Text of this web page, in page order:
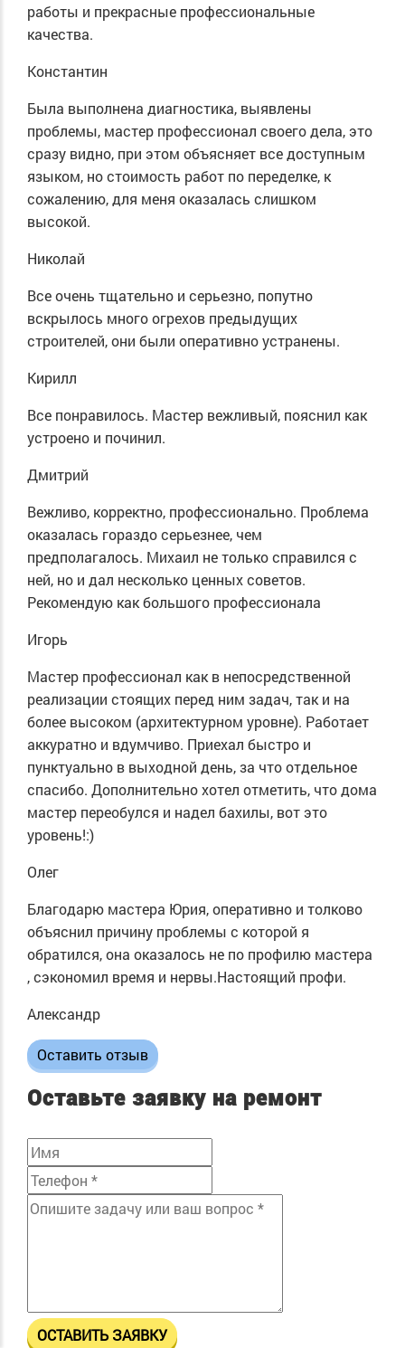
работы и прекрасные профессиональные
качества.
Константин
Была выполнена диагностика, выявлены
проблемы, мастер профессионал своего дела, это
сразу видно, при этом объясняет все доступным
языком, но стоимость работ по переделке, к
сожалению, для меня оказалась слишком
высокой.
Николай
Все очень тщательно и серьезно, попутно
вскрылось много огрехов предыдущих
строителей, они были оперативно устранены.
Кирилл
Все понравилось. Мастер вежливый, пояснил как
устроено и починил.
Дмитрий
Вежливо, корректно, профессионально. Проблема
оказалась гораздо серьезнее, чем
предполагалось. Михаил не только справился с
ней, но и дал несколько ценных советов.
Рекомендую как большого профессионала
Игорь
Мастер профессионал как в непосредственной
реализации стоящих перед ним задач, так и на
более высоком (архитектурном уровне). Работает
аккуратно и вдумчиво. Приехал быстро и
пунктуально в выходной день, за что отдельное
спасибо. Дополнительно хотел отметить, что дома
мастер переобулся и надел бахилы, вот это
уровень!:)
Олег
Благодарю мастера Юрия, оперативно и толково
объяснил причину проблемы с которой я
обратился, она оказалось не по профилю мастера
, сэкономил время и нервы.Настоящий профи.
Александр
Оставить отзыв
Оставьте заявку на ремонт